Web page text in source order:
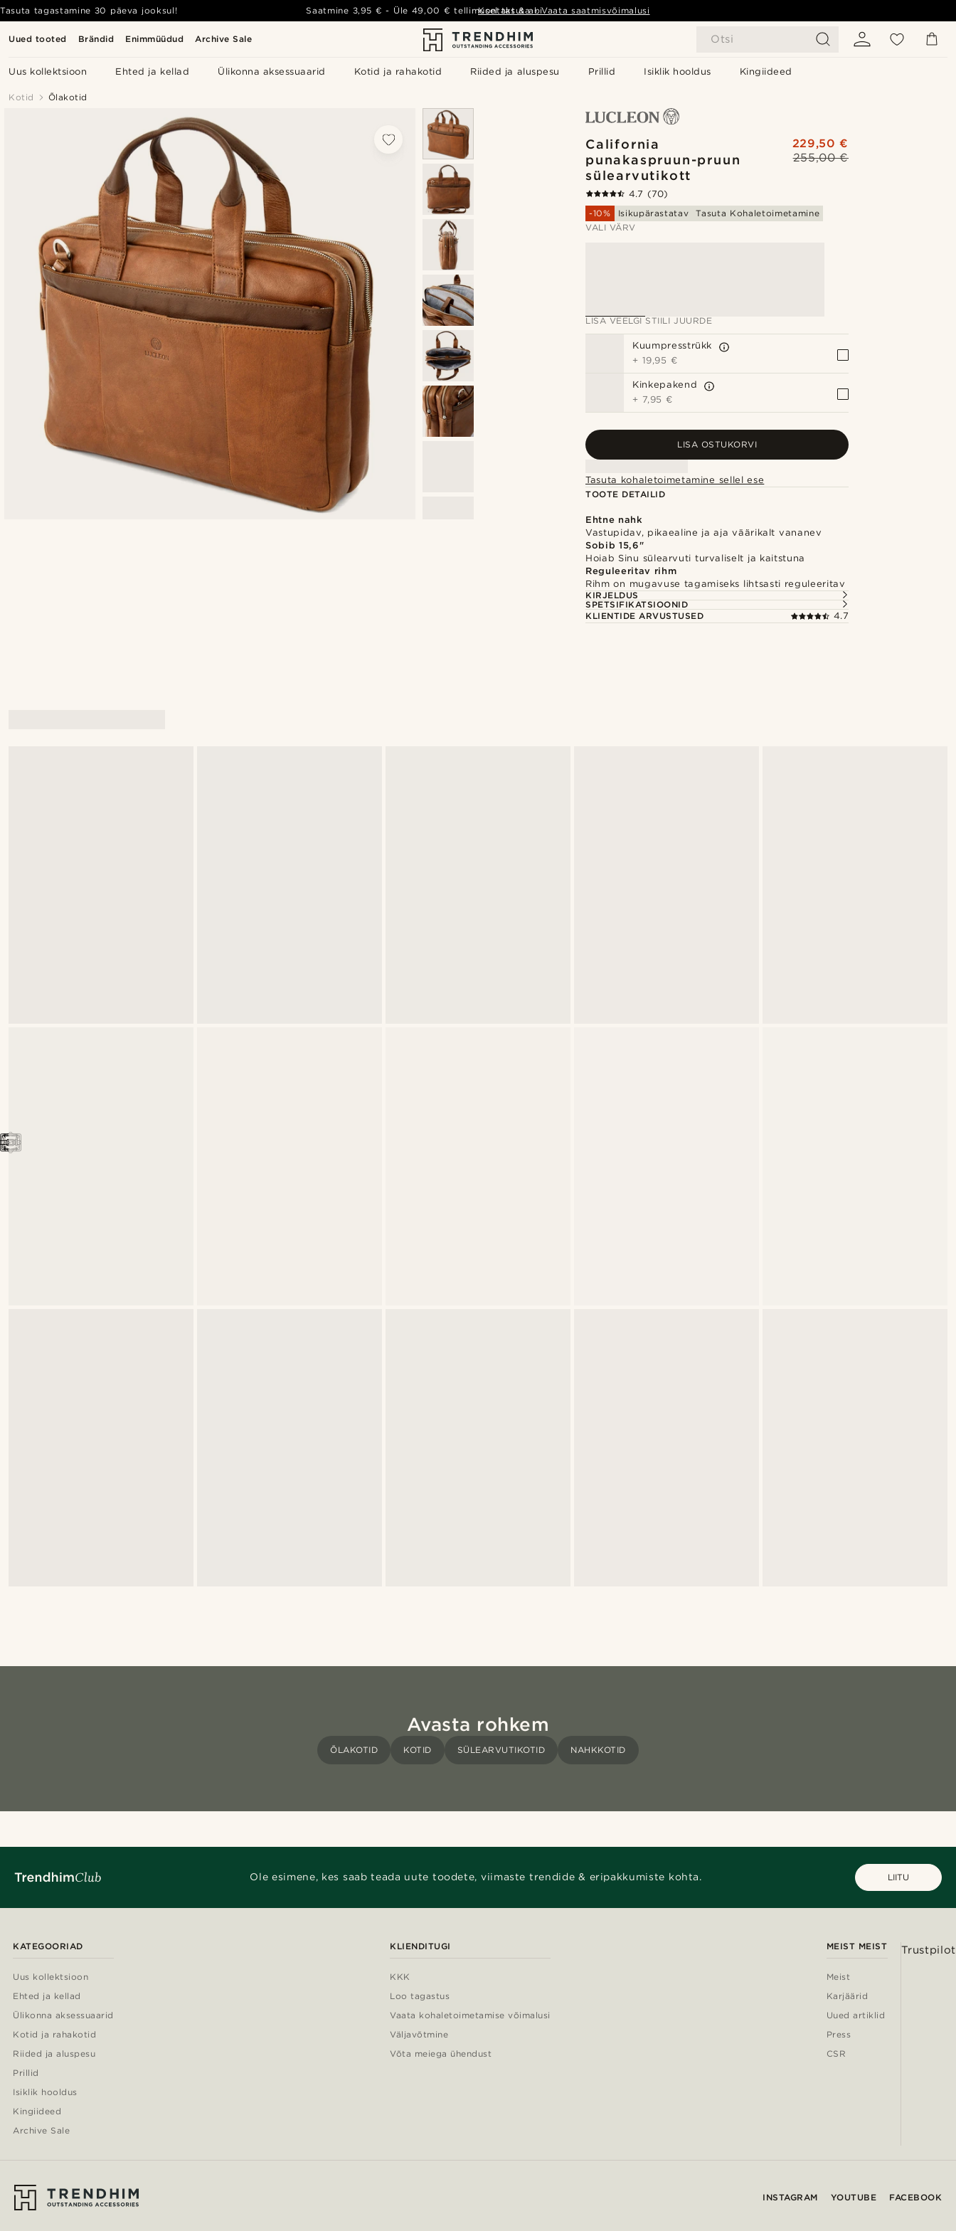
Uued tooted Brändid Enimmüüdud Archive Sale Otsi
Uus kollektsioon Ehted ja kellad Ülikonna aksessuaarid Kotid ja rahakotid Riided ja aluspesu Prillid Isiklik hooldus Kingiideed
Tasuta tagastamine 30 päeva jooksul! Saatmine 3,95 € - Üle 49,00 € tellimusel tasuta- Vaata saatmisvõimalusi
Kontakt & abi
Kotid Õlakotid
California
punakaspruun-pruun
sülearvutikott
255,00 €
229,50 €
4.7 (70)
-10%
Isikupärastatav
Tasuta Kohaletoimetamine
VALI VÄRV
LISA VEELGI STIILI JUURDE
Kuumpresstrükk
+ 19,95 €
Kinkepakend
+ 7,95 €
LISA OSTUKORVI
Tasuta kohaletoimetamine sellel ese
TOOTE DETAILID
Ehtne nahk
Vastupidav, pikaealine ja aja väärikalt vananev
Sobib 15,6"
Hoiab Sinu sülearvuti turvaliselt ja kaitstuna
Reguleeritav rihm
Rihm on mugavuse tagamiseks lihtsasti reguleeritav
KIRJELDUS
SPETSIFIKATSIOONID
KLIENTIDE ARVUSTUSED
4.7
Avasta rohkem
ÕLAKOTID KOTID SÜLEARVUTIKOTID NAHKKOTID
Ole esimene, kes saab teada uute toodete, viimaste trendide & eripakkumiste kohta. LIITU
KATEGOORIAD
Uus kollektsioon
Ehted ja kellad
Ülikonna aksessuaarid
Kotid ja rahakotid
Riided ja aluspesu
Prillid
Isiklik hooldus
Kingiideed
Archive Sale
KLIENDITUGI
KKK
Loo tagastus
Vaata kohaletoimetamise võimalusi
Väljavõtmine
Võta meiega ühendust
MEIST MEIST
Meist
Karjäärid
Uued artiklid
Press
CSR
Trustpilot
INSTAGRAM YOUTUBE FACEBOOK